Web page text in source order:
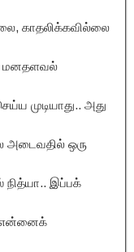
காதலிக்கவில்லை
மனதளவல்
முடியாது.. அது
அடைவதில் ஒரு
நித்யா.. இப்பக்
என்னைக்